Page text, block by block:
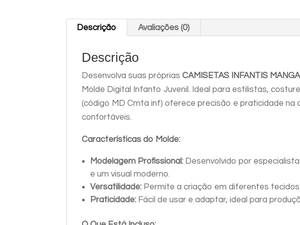
Descrição Avaliações (0)
Descrição
Desenvolva suas própriasCAMISETAS INFANTIS
Molde Digital Infanto Juvenil. Ideal para estilistas,
(código MD Cmta inf) oferece precisão e praticidade na
confortáveis.
Características do Molde:
Modelagem Profissional: Desenvolvido por
e um visual moderno.
Versatilidade: Permite a criação em diferentes
Praticidade: Fácil de usar e adaptar, ideal para